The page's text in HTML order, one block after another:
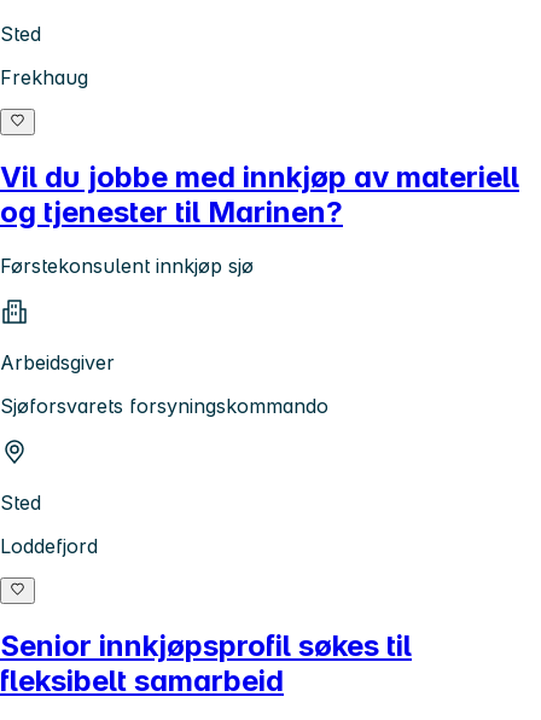
Sted
Frekhaug
Vil du jobbe med innkjøp av materiell
og tjenester til Marinen?
Førstekonsulent innkjøp sjø
Arbeidsgiver
Sjøforsvarets forsyningskommando
Sted
Loddefjord
Senior innkjøpsprofil søkes til
fleksibelt samarbeid